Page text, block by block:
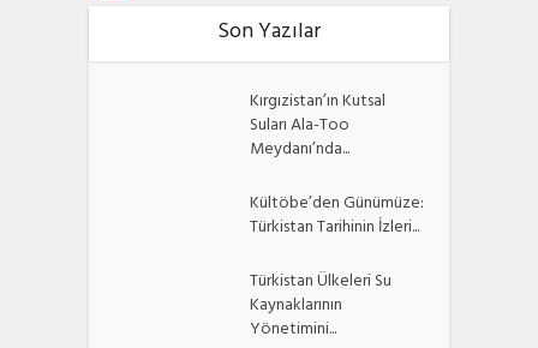
Son Yazılar
Kırgızistan’ın Kutsal
Suları Ala-Too
Meydanı’nda...
Kültöbe’den Günümüze:
Türkistan Tarihinin İzleri...
Türkistan Ülkeleri Su
Kaynaklarının
Yönetimini...